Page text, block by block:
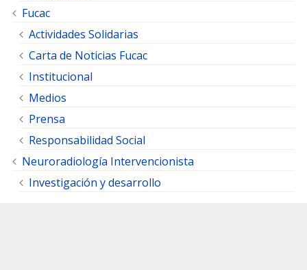
Fucac
Actividades Solidarias
Carta de Noticias Fucac
Institucional
Medios
Prensa
Responsabilidad Social
Neuroradiología Intervencionista
Investigación y desarrollo